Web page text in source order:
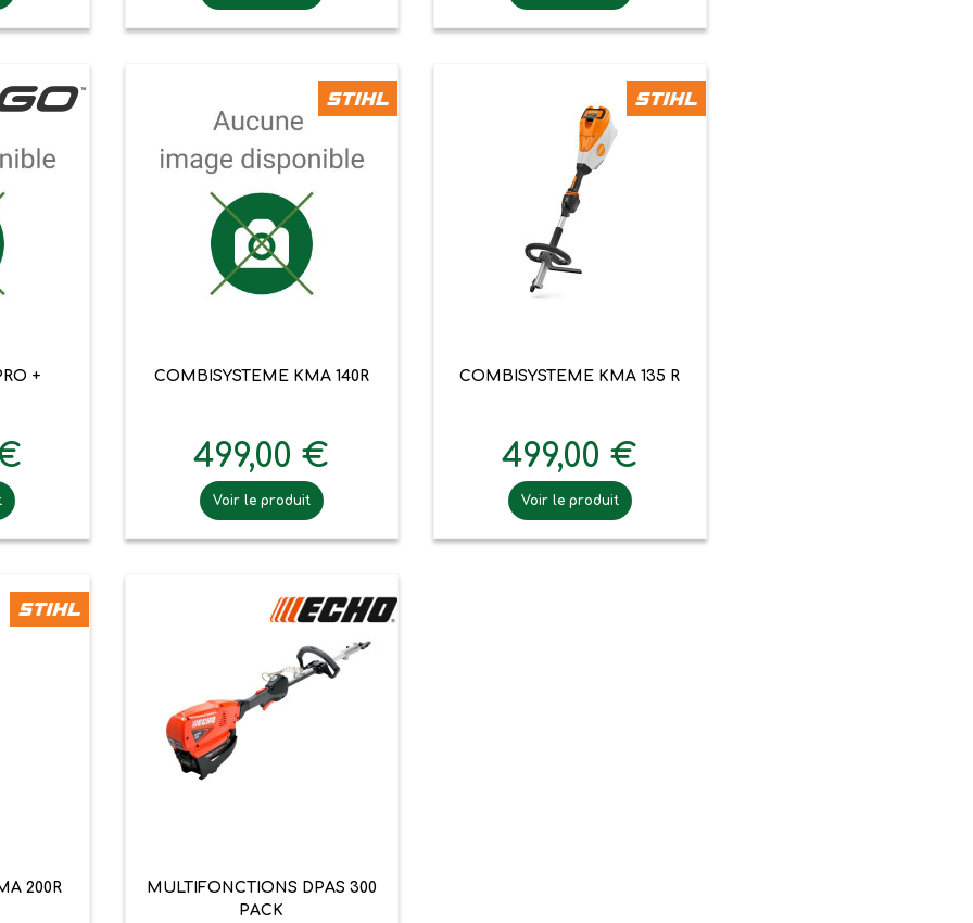
+ COMBISYSTEME KMA 140R
499,00 €
Voir le produit
COMBISYSTEME KMA 135 R
499,00 €
Voir le produit
200R
MULTIFONCTIONS DPAS 300
PACK